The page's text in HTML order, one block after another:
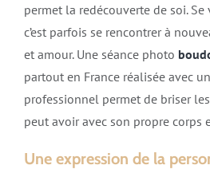
permet la redécouverte de soi. Se
c’est parfois se rencontrer à
et amour. Une séance photo
partout en France réalisée avec
professionnel permet de briser
peut avoir avec son propre corps
Une expression de la